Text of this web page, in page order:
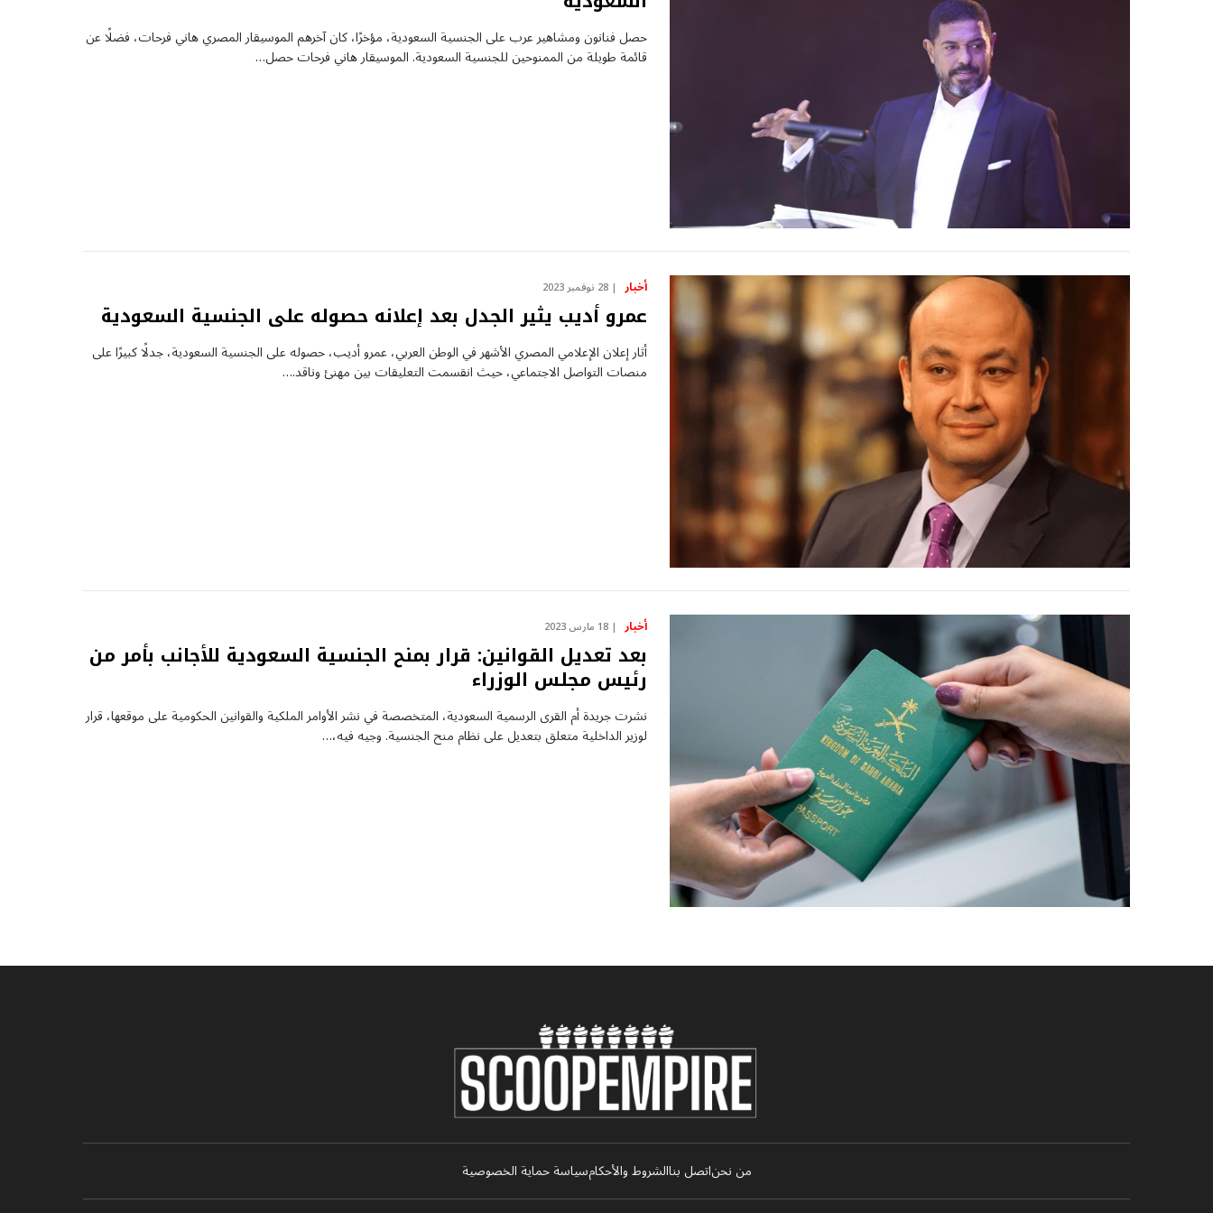
حصل فنانون ومشاهير عرب على الجنسية السعودية، مؤخرًا، كان آخرهم الموسيقار المصري هاني فرحات، فضلًا عن
قائمة طويلة من الممنوحين للجنسية السعودية. الموسيقار هاني فرحات حصل…
أخبار 28 نوفمبر 2023
عمرو أديب يثير الجدل بعد إعلانه حصوله على الجنسية السعودية
أثار إعلان الإعلامي المصري الأشهر في الوطن العربي، عمرو أديب، حصوله على الجنسية السعودية، جدلًا كبيرًا على
منصات التواصل الاجتماعي، حيث انقسمت التعليقات بين مهنئ وناقد.…
أخبار 18 مارس 2023
بعد تعديل القوانين: قرار بمنح الجنسية السعودية للأجانب بأمر من
رئيس مجلس الوزراء
نشرت جريدة أم القرى الرسمية السعودية، المتخصصة في نشر الأوامر الملكية والقوانين الحكومية على موقعها، قرار
لوزير الداخلية متعلق بتعديل على نظام منح الجنسية. وجيه فيه،…
من نحناتصل بناالشروط والأحكامسياسة حماية الخصوصية